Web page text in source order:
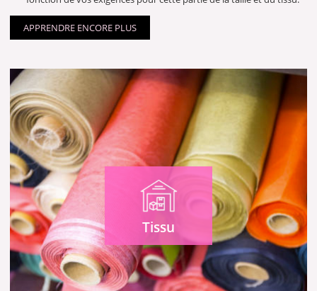
APPRENDRE ENCORE PLUS
Tissu